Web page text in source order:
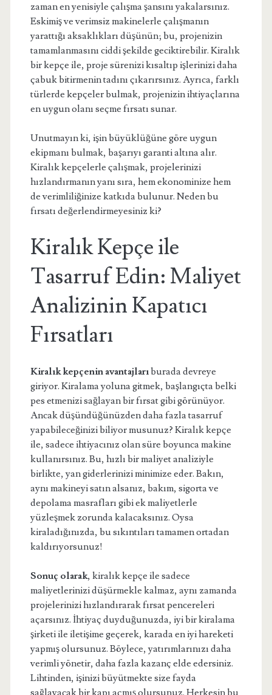
zaman en yenisiyle çalışma şansını yakalarsınız.
Eskimiş ve verimsiz makinelerle çalışmanın
yarattığı aksaklıkları düşünün; bu, projenizin
tamamlanmasını ciddi şekilde geciktirebilir. Kiralık
bir kepçe ile, proje sürenizi kısaltıp işlerinizi daha
çabuk bitirmenin tadını çıkarırsınız. Ayrıca, farklı
türlerde kepçeler bulmak, projenizin ihtiyaçlarına
en uygun olanı seçme fırsatı sunar.
Unutmayın ki, işin büyüklüğüne göre uygun
ekipmanı bulmak, başarıyı garanti altına alır.
Kiralık kepçelerle çalışmak, projelerinizi
hızlandırmanın yanı sıra, hem ekonominize hem
de verimliliğinize katkıda bulunur. Neden bu
fırsatı değerlendirmeyesiniz ki?
Kiralık Kepçe ile
Tasarruf Edin: Maliyet
Analizinin Kapatıcı
Fırsatları
Kiralık kepçenin avantajlarıburada devreye
giriyor. Kiralama yoluna gitmek, başlangıçta belki
pes etmenizi sağlayan bir fırsat gibi görünüyor.
Ancak düşündüğünüzden daha fazla tasarruf
yapabileceğinizi biliyor musunuz? Kiralık kepçe
ile, sadece ihtiyacınız olan süre boyunca makine
kullanırsınız. Bu, hızlı bir maliyet analiziyle
birlikte, yan giderlerinizi minimize eder. Bakın,
aynı makineyi satın alsanız, bakım, sigorta ve
depolama masrafları gibi ek maliyetlerle
yüzleşmek zorunda kalacaksınız. Oysa
kiraladığınızda, bu sıkıntıları tamamen ortadan
kaldırıyorsunuz!
Sonuç olarak, kiralık kepçe ile sadece
maliyetlerinizi düşürmekle kalmaz, aynı zamanda
projelerinizi hızlandırarak fırsat pencereleri
açarsınız. İhtiyaç duyduğunuzda, iyi bir kiralama
şirketi ile iletişime geçerek, karada en iyi hareketi
yapmış olursunuz. Böylece, yatırımlarınızı daha
verimli yönetir, daha fazla kazanç elde edersiniz.
Lihtinden, işinizi büyütmekte size fayda
sağlayacak bir kapı açmış olursunuz. Herkesin bu